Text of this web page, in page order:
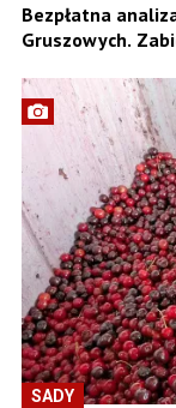
Bezpłatna
Gruszowych.
SADY